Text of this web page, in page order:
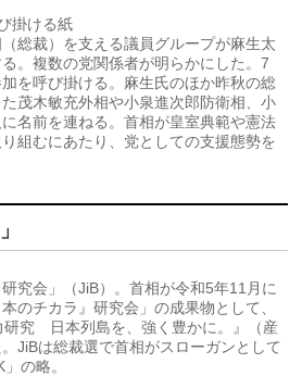
掛ける紙
総裁）を支える議員グループが麻生太
。複数の党関係者が明らかにした。7
を呼び掛ける。麻生氏のほか昨秋の総
茂木敏充外相や小泉進次郎防衛相、小
名前を連ねる。首相が皇室典範や憲法
組むにあたり、党としての支援態勢を
究会」（JiB）。首相が令和5年11月に
のチカラ』研究会」の成果物として、
研究 日本列島を、強く豊かに。』（産
JiBは総裁選で首相がスローガンとして
の略。